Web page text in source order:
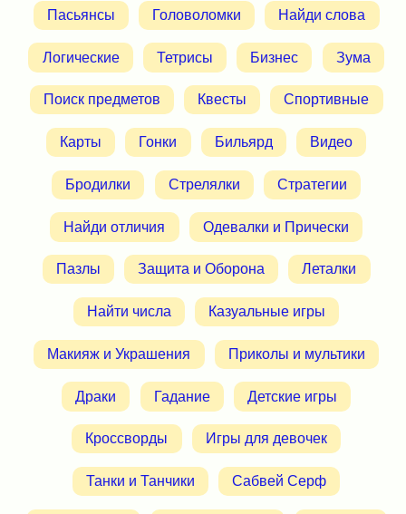
Пасьянсы Головоломки Найди слова
Логические Тетрисы Бизнес Зума
Поиск предметов Квесты Спортивные
Карты Гонки Бильярд Видео
Бродилки Стрелялки Стратегии
Найди отличия Одевалки и Прически
Пазлы Защита и Оборона Леталки
Найти числа Казуальные игры
Макияж и Украшения Приколы и мультики
Драки Гадание Детские игры
Кроссворды Игры для девочек
Танки и Танчики Сабвей Серф